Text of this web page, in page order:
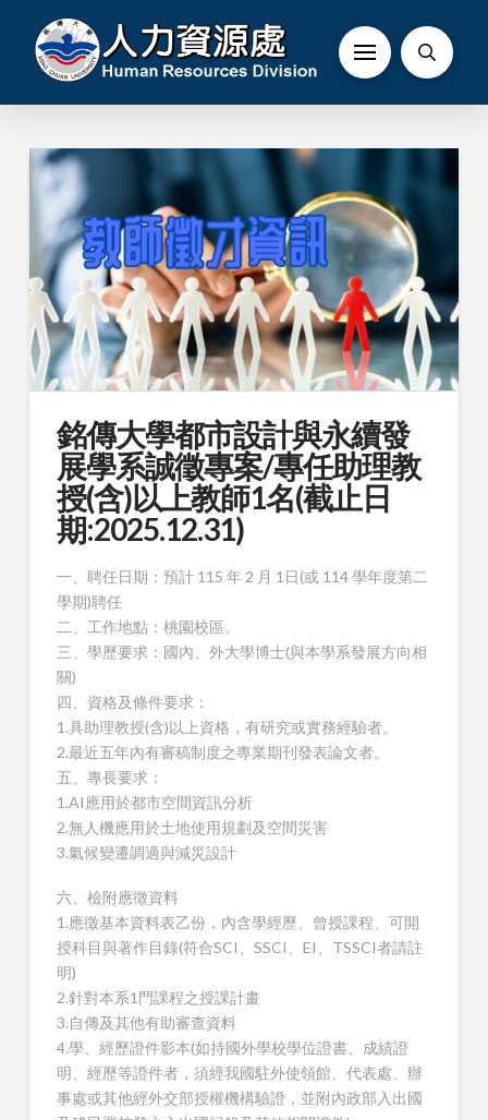
銘傳大學都市設計與永續發
展學系誠徵專案/專任助理教
授(含)以上教師1名(截止日
期:2025.12.31)
一、聘任日期：預計 115 年 2 月 1日(或 114 學年度第二
學期)聘任
二、工作地點：桃園校區。
三、學歷要求：國內、外大學博士(與本學系發展方向相
關)
四、資格及條件要求：
1.具助理教授(含)以上資格，有研究或實務經驗者。
2.最近五年內有審稿制度之專業期刊發表論文者。
五、專長要求：
1.AI應用於都市空間資訊分析
2.無人機應用於土地使用規劃及空間災害
3.氣候變遷調適與減災設計
六、檢附應徵資料
1.應徵基本資料表乙份，內含學經歷、曾授課程、可開
授科目與著作目錄(符合SCI、SSCI、EI、TSSCI者請註
明)
2.針對本系1門課程之授課計畫
3.自傳及其他有助審查資料
4.學、經歷證件影本(如持國外學校學位證書、成績證
明、經歷等證件者，須經我國駐外使領館、代表處、辦
事處或其他經外交部授權機構驗證，並附內政部入出國